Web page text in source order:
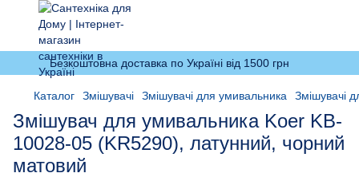
Безкоштовна доставка по Україні від 1500 грн
Каталог Змішувачі Змішувачі для умивальника Змішувачі
Змішувач для умивальника Koer KB-
10028-05 (KR5290), латунний, чорний
матовий